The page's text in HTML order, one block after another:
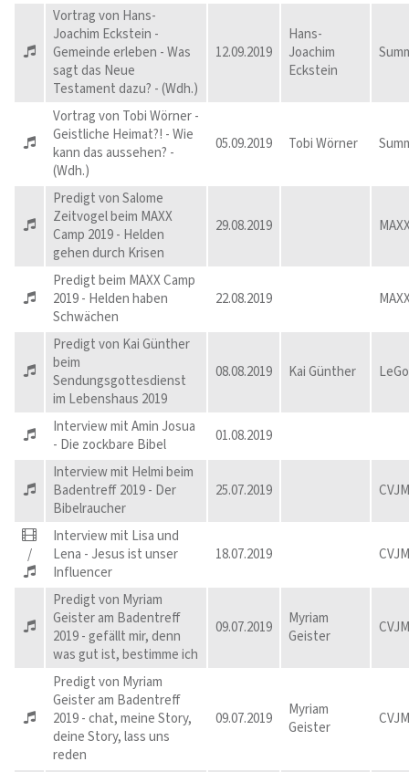
Vortrag von Hans-
Joachim Eckstein -
Gemeinde erleben - Was
sagt das Neue
Testament dazu? - (Wdh.)
12.09.2019
Hans-
Joachim
Eckstein
Vortrag von Tobi Wörner -
Geistliche Heimat?! - Wie
kann das aussehen? -
(Wdh.)
05.09.2019 Tobi Wörner
Predigt von Salome
Zeitvogel beim MAXX
Camp 2019 - Helden
gehen durch Krisen
29.08.2019
Predigt beim MAXX Camp
2019 - Helden haben
Schwächen
22.08.2019
Predigt von Kai Günther
beim
Sendungsgottesdienst
im Lebenshaus 2019
08.08.2019 Kai Günther LeGo
Interview mit Amin Josua
- Die zockbare Bibel
01.08.2019
Interview mit Helmi beim
Badentreff 2019 - Der
Bibelraucher
25.07.2019
/
Interview mit Lisa und
Lena - Jesus ist unser
Influencer
18.07.2019
Predigt von Myriam
Geister am Badentreff
2019 - gefällt mir, denn
was gut ist, bestimme ich
09.07.2019
Myriam
Geister
Predigt von Myriam
Geister am Badentreff
2019 - chat, meine Story,
deine Story, lass uns
reden
09.07.2019
Myriam
Geister